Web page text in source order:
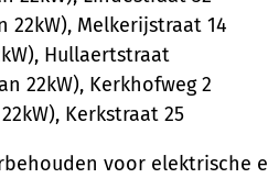
Melkerijstraat 14
Hullaertstraat
22kW), Kerkhofweg 2
Kerkstraat 25
voor elektrische